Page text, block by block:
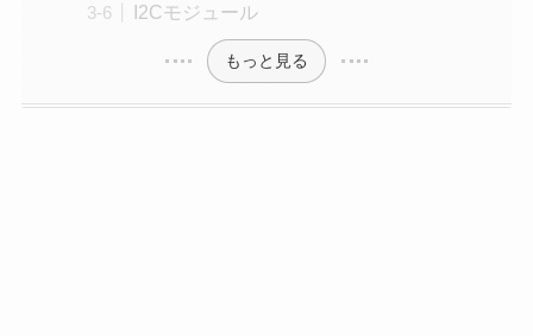
I2Cモジュール
もっと見る